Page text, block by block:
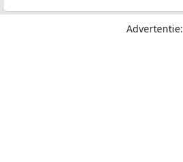
Advertentie: